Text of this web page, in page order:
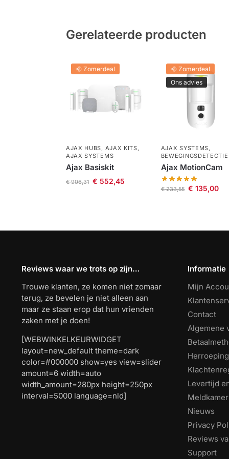
Gerelateerde producten
🌞 Zomerdeal
AJAX HUBS AJAX KITS
AJAX SYSTEMS
Ajax Basiskit
€906,31 € 552,45
🌞 Zomerdeal
Ons advies
AJAX SYSTEMS
BEWEGINGSDETECTIE
Ajax MotionCam
€233,55 € 135,00
Reviews waar we trots op zijn…
Trouwe klanten, ze komen niet zomaar
terug, ze bevelen je niet alleen aan
maar ze staan erop dat hun vrienden
zaken met je doen!
[WEBWINKELKEURWIDGET
layout=new_default theme=dark
color=#000000 show=yes view=slider
amount=6 width=auto
width_amount=280px height=250px
interval=5000 language=nld]
Informatie
Mijn
Contact
Algemene
Levertijd
Meldkamer
Nieuws
Privacy
Reviews
Support